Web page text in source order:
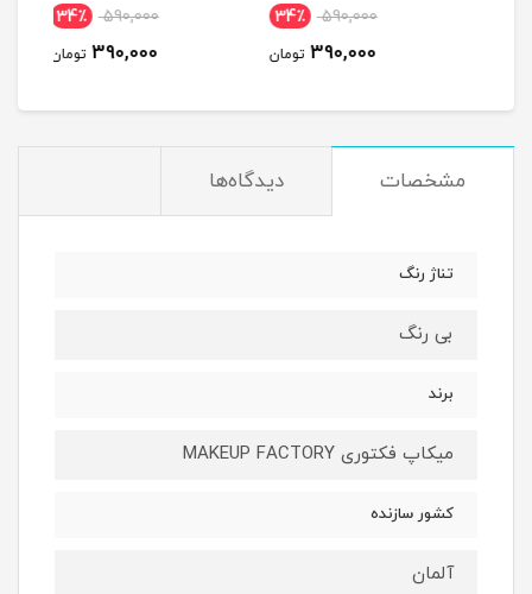
590,000 34٪
390,000 تومان
590,000 34٪
390,000 تومان
مشخصات دیدگاه‌ها
تناژ رنگ
بی رنگ
برند
میکاپ فکتوری MAKEUP FACTORY
کشور سازنده
آلمان